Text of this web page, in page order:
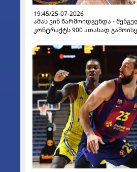
19:45/25-07-2026
ამას ვინ წარმოიდგენდა -
კონტრაქტს 900 ათასად